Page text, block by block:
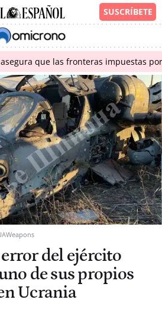
que las fronteras impuestas
del ejército
de sus propios
Ucrania